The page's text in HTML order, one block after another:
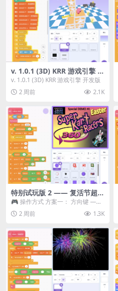
v. 1.0.1 (3D) KRR 游戏引擎 开
发版
v. 1.0.1 (3D) KRR 游戏引擎 开发版
2 周前
2.1K
特别试玩版 2 —— 复活节超级
卡丁车赛
🎮 操作方式 方案一： 方向键 ——
移动 Z —— 跳跃 / 漂移 方案二： ...
2 周前 1.3K